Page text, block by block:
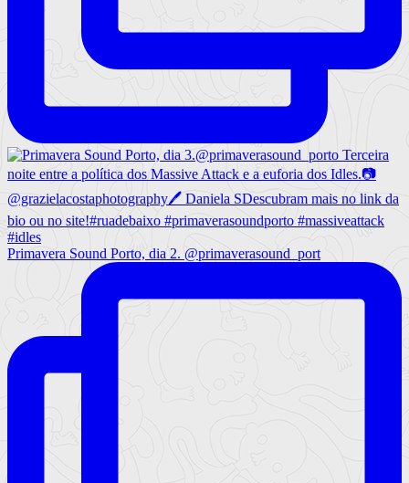
Primavera Sound Porto, dia 2. @primaverasound_port